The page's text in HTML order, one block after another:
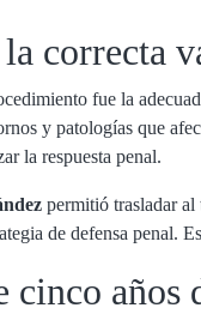
correcta
fue la
y patologías que
la respuesta penal.
permitió trasladar al
de defensa penal.
cinco